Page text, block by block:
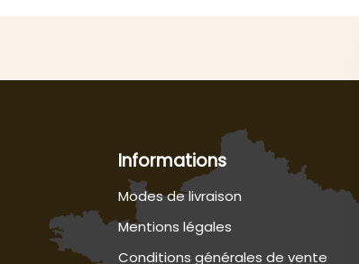
Informations
Modes de livraison
Mentions légales
Conditions générales de vente